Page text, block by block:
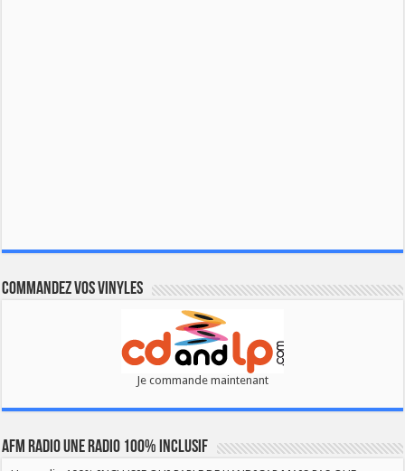
Commandez vos vinyles
Je commande maintenant
AFM RADIO UNE RADIO 100% INCLUSIF